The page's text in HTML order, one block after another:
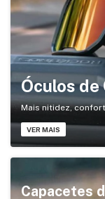
Óculos
Mais nitidez,
VER MAIS
Capacetes